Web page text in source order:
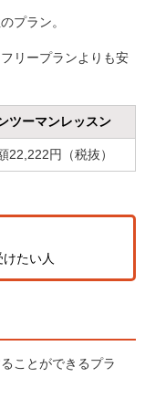
プラン。
リープランよりも安
ツーマンレッスン
22,222円（税抜）
たい人
ことができるプラ